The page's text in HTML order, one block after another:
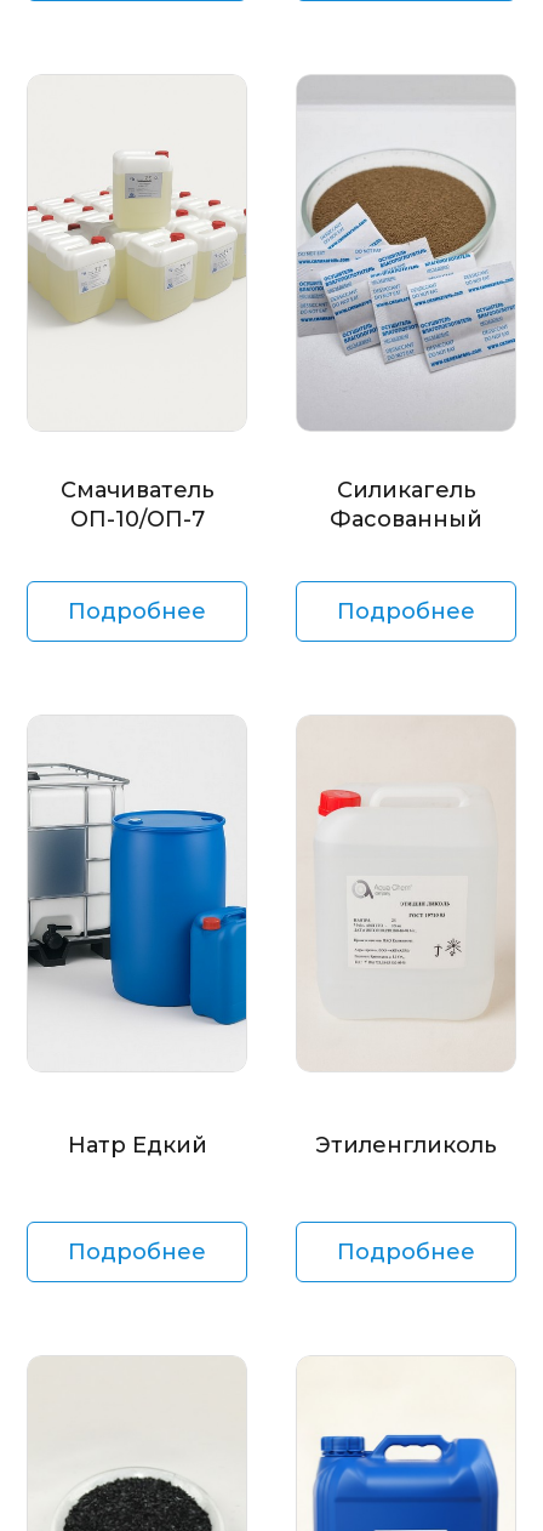
Смачиватель
ОП-10/ОП-7
Подробнее
Силикагель
Фасованный
Подробнее
Натр Едкий
Подробнее
Этиленгликоль
Подробнее